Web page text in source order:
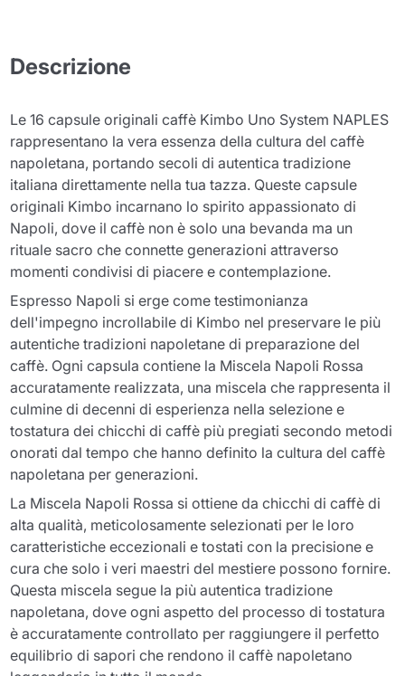
Descrizione
Le 16 capsule originali caffè Kimbo Uno System NAPLES
rappresentano la vera essenza della cultura del caffè
napoletana, portando secoli di autentica tradizione
italiana direttamente nella tua tazza. Queste capsule
originali Kimbo incarnano lo spirito appassionato di
Napoli, dove il caffè non è solo una bevanda ma un
rituale sacro che connette generazioni attraverso
momenti condivisi di piacere e contemplazione.
Espresso Napoli si erge come testimonianza
dell'impegno incrollabile di Kimbo nel preservare le più
autentiche tradizioni napoletane di preparazione del
caffè. Ogni capsula contiene la Miscela Napoli Rossa
accuratamente realizzata, una miscela che rappresenta il
culmine di decenni di esperienza nella selezione e
tostatura dei chicchi di caffè più pregiati secondo metodi
onorati dal tempo che hanno definito la cultura del caffè
napoletana per generazioni.
La Miscela Napoli Rossa si ottiene da chicchi di caffè di
alta qualità, meticolosamente selezionati per le loro
caratteristiche eccezionali e tostati con la precisione e
cura che solo i veri maestri del mestiere possono fornire.
Questa miscela segue la più autentica tradizione
napoletana, dove ogni aspetto del processo di tostatura
è accuratamente controllato per raggiungere il perfetto
equilibrio di sapori che rendono il caffè napoletano